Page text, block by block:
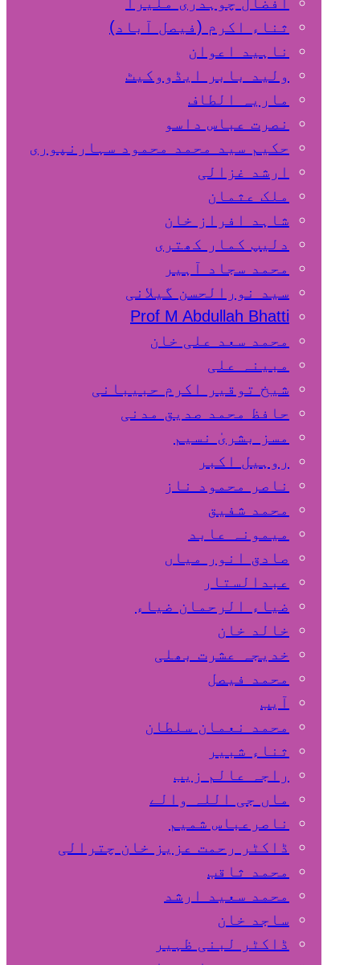
ثناء اکرم (فیصل آباد)
ناہید اعوان
ولید بابر ایڈووکیٹ
ماریہ الطاف
نصرت عباس داسو
حکیم سید محمد محمود سہارنپوری
ارشد غزالی
ملک عثمان
شاہد افراز خان
دلیپ کمار کھتری
محمد سجاد آہیر
سید نورالحسن گیلانی
Prof M Abdullah Bhatti
محمد سعد علی خان
مبینہ علی
شیخ توقیر اکرم حبیبانی
حافظ محمد صدیق مدنی
مسز بشریٰ نسیم
روہیل اکبر
ناصر محمود ناز
محمد شفیق
میمونہ عابد
صادق انور میاں
عبدالستار
ضیاء الرحمان ضیاء
خالد خان
خدیجہ عشرت بھلی
محمد فیصل
آیب
محمد نعمان سلطان
ثناء شبیر
راجہ عالم زیب
ماں جی اللہ والے
ناصرعباس شمیم
ڈاکٹر رحمت عزیز خان چترالی
محمد ثاقب
محمد سعید ارشد
ساجد خان
ڈاکٹر لبنی ظہیر